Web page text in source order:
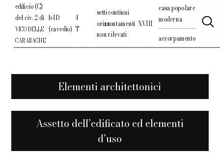
edificio (C)
del civ. 2 di
VICO DELLE
CARABAGHE
b4D
(cavedio)
4
T
setti continui
orizzontamenti
non rilevati
XVIII
casa popolare
moderna
accorpamento
Elementi architettonici
Assetto dell’edificato ed elementi
d’uso